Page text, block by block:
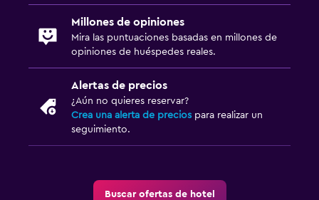
Millones de opiniones
Mira las puntuaciones basadas en millones de
opiniones de huéspedes reales.
Alertas de precios
¿Aún no quieres reservar?
Crea una alerta de precios para realizar un
seguimiento.
Buscar ofertas de hotel